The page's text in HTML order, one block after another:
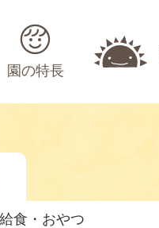
園の特長
食・おやつ